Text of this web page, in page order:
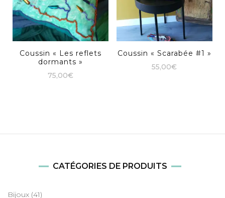
Coussin « Les reflets
dormants »
75,00€
Coussin « Scarabée #1 »
55,00€
CATÉGORIES DE PRODUITS
Bijoux (41)